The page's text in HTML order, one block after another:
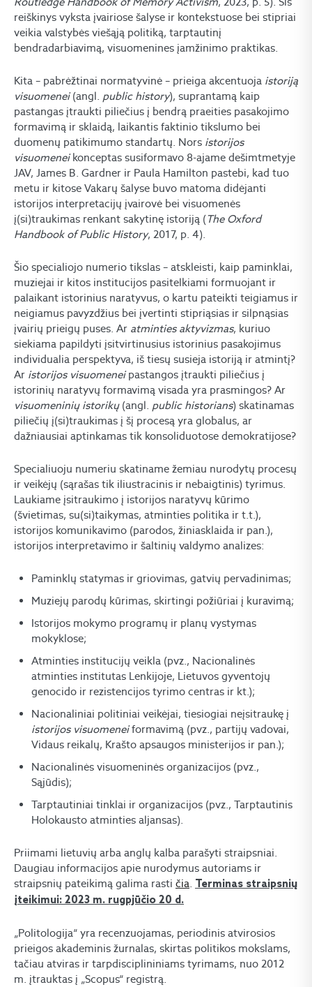
reiškinys vyksta įvairiose šalyse ir kontekstuose bei stipriai
veikia valstybės viešąją politiką, tarptautinį
bendradarbiavimą, visuomenines įamžinimo praktikas.
Kita – pabrėžtinai normatyvinė – prieiga akcentuoja istoriją
visuomenei(angl. public history), suprantamą kaip
pastangas įtraukti piliečius į bendrą praeities pasakojimo
formavimą ir sklaidą, laikantis faktinio tikslumo bei
duomenų patikimumo standartų. Nors istorijos
visuomeneikonceptas susiformavo 8-ajame dešimtmetyje
JAV, James B. Gardner ir Paula Hamilton pastebi, kad tuo
metu ir kitose Vakarų šalyse buvo matoma didėjanti
istorijos interpretacijų įvairovė bei visuomenės
į(si)traukimas renkant sakytinę istoriją (The Oxford
Handbook of Public History, 2017, p. 4).
Šio specialiojo numerio tikslas – atskleisti, kaip paminklai,
muziejai ir kitos institucijos pasitelkiami formuojant ir
palaikant istorinius naratyvus, o kartu pateikti teigiamus ir
neigiamus pavyzdžius bei įvertinti stipriąsias ir silpnąsias
įvairių prieigų puses. Ar atminties aktyvizmas, kuriuo
siekiama papildyti įsitvirtinusius istorinius pasakojimus
individualia perspektyva, iš tiesų susieja istoriją ir atmintį?
Ar istorijos visuomeneipastangos įtraukti piliečius į
istorinių naratyvų formavimą visada yra prasmingos? Ar
visuomeninių istorikų(angl. public historians) skatinamas
piliečių į(si)traukimas į šį procesą yra globalus, ar
dažniausiai aptinkamas tik konsoliduotose demokratijose?
Specialiuoju numeriu skatiname žemiau nurodytų procesų
ir veikėjų (sąrašas tik iliustracinis ir nebaigtinis) tyrimus.
Laukiame įsitraukimo į istorijos naratyvų kūrimo
(švietimas, su(si)taikymas, atminties politika ir t.t.),
istorijos komunikavimo (parodos, žiniasklaida ir pan.),
istorijos interpretavimo ir šaltinių valdymo analizes:
Paminklų statymas ir griovimas, gatvių pervadinimas;
Muziejų parodų kūrimas, skirtingi požiūriai į kuravimą;
Istorijos mokymo programų ir planų vystymas
mokyklose;
Atminties institucijų veikla (pvz., Nacionalinės
atminties institutas Lenkijoje, Lietuvos gyventojų
genocido ir rezistencijos tyrimo centras ir kt.);
Nacionaliniai politiniai veikėjai, tiesiogiai neįsitraukę į
istorijos visuomeneiformavimą (pvz., partijų vadovai,
Vidaus reikalų, Krašto apsaugos ministerijos ir pan.);
Nacionalinės visuomeninės organizacijos (pvz.,
Sąjūdis);
Tarptautiniai tinklai ir organizacijos (pvz., Tarptautinis
Holokausto atminties aljansas).
Priimami lietuvių arba anglų kalba parašyti straipsniai.
Daugiau informacijos apie nurodymus autoriams ir
straipsnių pateikimą galima rasti čia. Terminas straipsnių
įteikimui: 2023 m. rugpjūčio 20 d.
„Politologija“ yra recenzuojamas, periodinis atvirosios
prieigos akademinis žurnalas, skirtas politikos mokslams,
tačiau atviras ir tarpdisciplininiams tyrimams, nuo 2012
m. įtrauktas į „Scopus“ registrą.